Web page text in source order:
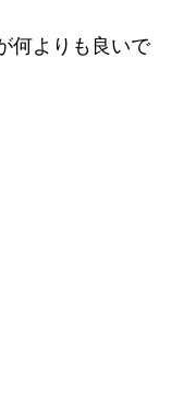
何よりも良いで